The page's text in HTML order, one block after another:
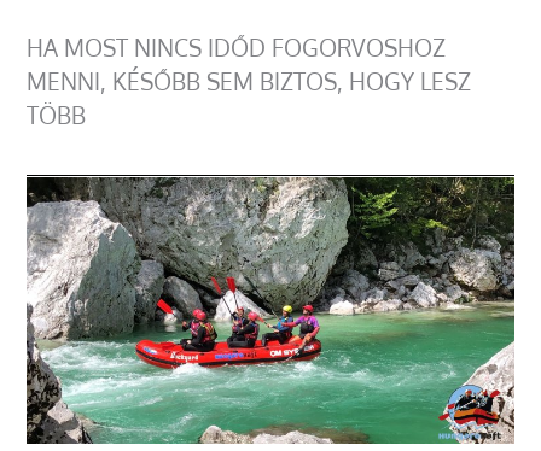
HA MOST NINCS IDŐD FOGORVOSHOZ
MENNI, KÉSŐBB SEM BIZTOS, HOGY LESZ
TÖBB